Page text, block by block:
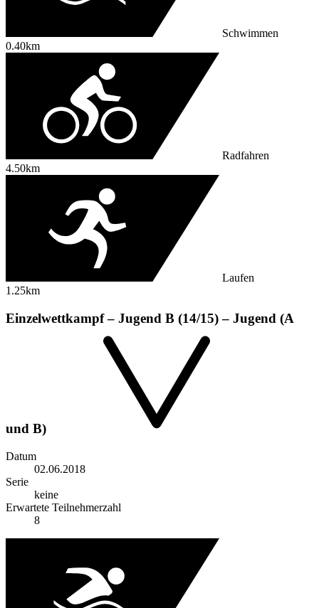
Schwimmen
0.40km
Radfahren
4.50km
Laufen
1.25km
Einzelwettkampf – Jugend B (14/15) – Jugend (A
und B)
Datum
02.06.2018
Serie
keine
Erwartete Teilnehmerzahl
8